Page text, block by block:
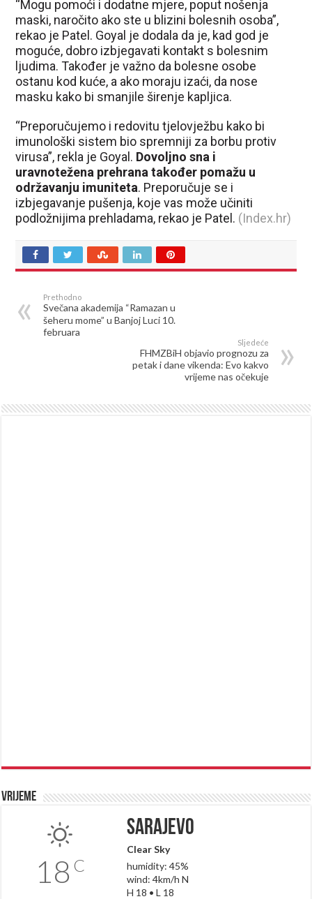
“Mogu pomoći i dodatne mjere, poput nošenja
maski, naročito ako ste u blizini bolesnih osoba”,
rekao je Patel. Goyal je dodala da je, kad god je
moguće, dobro izbjegavati kontakt s bolesnim
ljudima. Također je važno da bolesne osobe
ostanu kod kuće, a ako moraju izaći, da nose
masku kako bi smanjile širenje kapljica.
“Preporučujemo i redovitu tjelovježbu kako bi
imunološki sistem bio spremniji za borbu protiv
virusa”, rekla je Goyal. Dovoljno sna i
uravnotežena prehrana također pomažu u
održavanju imuniteta. Preporučuje se i
izbjegavanje pušenja, koje vas može učiniti
podložnijima prehladama, rekao je Patel. (Index.hr)
Prethodno
Svečana akademija “Ramazan u
šeheru mome” u Banjoj Luci 10.
februara
Sljedeće
FHMZBiH objavio prognozu za
petak i dane vikenda: Evo kakvo
vrijeme nas očekuje
Vrijeme
18 C
Sarajevo
Clear Sky
humidity: 45%
wind: 4km/h N
H 18 • L 18